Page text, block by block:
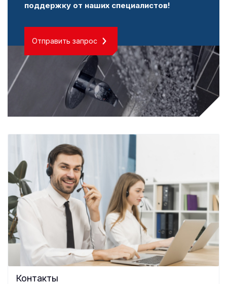
поддержку от наших специалистов!
Отправить запрос
Контакты